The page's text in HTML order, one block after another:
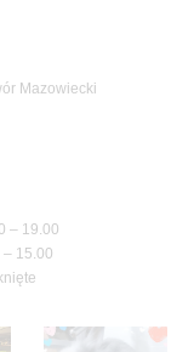
Mazowiecki
– 19.00